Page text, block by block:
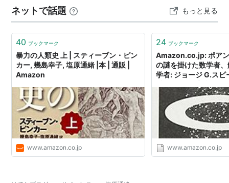
パーン 池内了監修 三田出版会 1998.4サイエンス・
フォーカス
『宇宙300の大疑問 何から何まで、だれもが知りた
い宇宙の謎』ステン・F.オデンワルド 加藤賢一監修
講談社 2000.6.ブルーバックス
『幸福論』ダライ・ラマ14世テンジン・ギャツォ 角
川春樹事務所 2000
『マン・オン・ザ・ムーン 笑いの天才アンディ・カ
フマン』ボブ・ズムダ, マシュー・スコット・ハンセ
ン 2000 角川文庫
『思いどおりの自分になる15の秘訣 「ポジティブ・
チョイス」が人生を変える!』ゲイル・マクミーキン
ネットで話題 もっと見る
40 ブックマーク
暴力の人類史 上 | スティーブン・ピン
カー, 幾島幸子, 塩原通緒 |本 | 通販 |
Amazon
www.amazon.co.jp
24 ブックマーク
Amazon.co.jp: ポア
の謎を掛けた数学者
学者: ジョージ G.ス
(翻訳), 塩原通緒 (翻
(翻訳), 松井信彦 (翻
(読み手), 永瀬輝男 (
www.amazon.co.jp